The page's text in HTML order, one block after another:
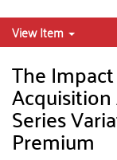
View Item
The
Series
Premium